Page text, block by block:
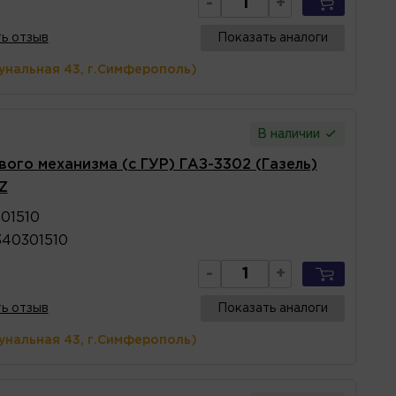
- +
отзыв Показать аналоги
43, г.Симферополь)
В наличии
механизма (с ГУР) ГАЗ-3302 (Газель)
- +
отзыв Показать аналоги
43, г.Симферополь)